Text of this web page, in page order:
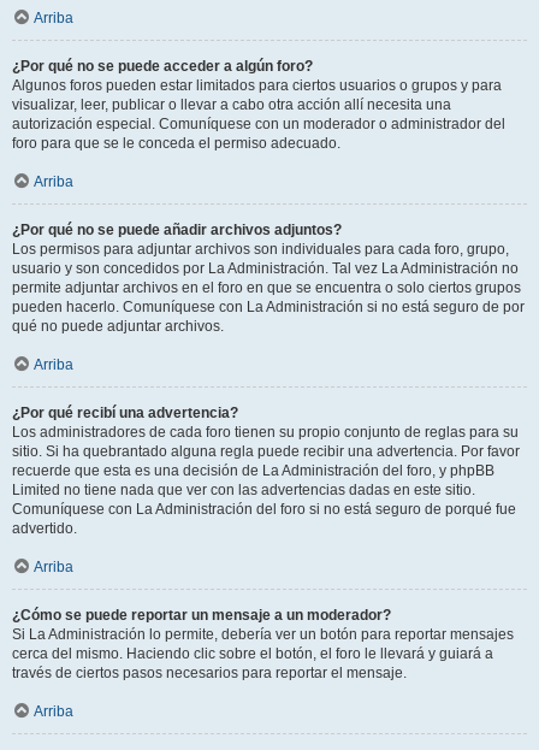
Arriba
¿Por qué no se puede acceder a algún foro?
Algunos foros pueden estar limitados para ciertos usuarios o grupos y para
visualizar, leer, publicar o llevar a cabo otra acción allí necesita una
autorización especial. Comuníquese con un moderador o administrador del
foro para que se le conceda el permiso adecuado.
Arriba
¿Por qué no se puede añadir archivos adjuntos?
Los permisos para adjuntar archivos son individuales para cada foro, grupo,
usuario y son concedidos por La Administración. Tal vez La Administración no
permite adjuntar archivos en el foro en que se encuentra o solo ciertos grupos
pueden hacerlo. Comuníquese con La Administración si no está seguro de por
qué no puede adjuntar archivos.
Arriba
¿Por qué recibí una advertencia?
Los administradores de cada foro tienen su propio conjunto de reglas para su
sitio. Si ha quebrantado alguna regla puede recibir una advertencia. Por favor
recuerde que esta es una decisión de La Administración del foro, y phpBB
Limited no tiene nada que ver con las advertencias dadas en este sitio.
Comuníquese con La Administración del foro si no está seguro de porqué fue
advertido.
Arriba
¿Cómo se puede reportar un mensaje a un moderador?
Si La Administración lo permite, debería ver un botón para reportar mensajes
cerca del mismo. Haciendo clic sobre el botón, el foro le llevará y guiará a
través de ciertos pasos necesarios para reportar el mensaje.
Arriba